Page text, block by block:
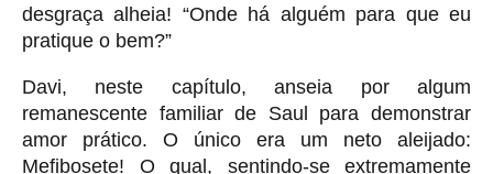
desgraça alheia! “Onde há alguém para que eu
pratique o bem?”
Davi, neste capítulo, anseia por algum
remanescente familiar de Saul para demonstrar
amor prático. O único era um neto aleijado:
Mefibosete! O qual, sentindo-se extremamente